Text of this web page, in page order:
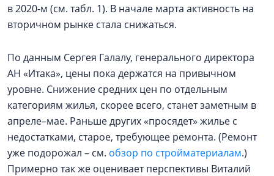
в 2020-м (см. табл. 1). В начале марта активность на
вторичном рынке стала снижаться.
По данным Сергея Галалу, генерального директора
АН «Итака», цены пока держатся на привычном
уровне. Снижение средних цен по отдельным
категориям жилья, скорее всего, станет заметным в
апреле–мае. Раньше других «просядет» жилье с
недостатками, старое, требующее ремонта. (Ремонт
уже подорожал – см. обзор по стройматериалам.)
Примерно так же оценивает перспективы Виталий